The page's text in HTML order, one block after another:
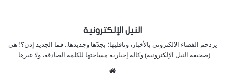
النيل الإلكترونية
يزدحم الفضاء الالكتروني بالأخبار، وناقليها؛ بجدّها وجديدها.. فما الجديد إذن؟! هي
(صحيفة النيل الإلكترونية) وكالة إخبارية مساحتها للكلمة الصادقة، ولا غيرها..